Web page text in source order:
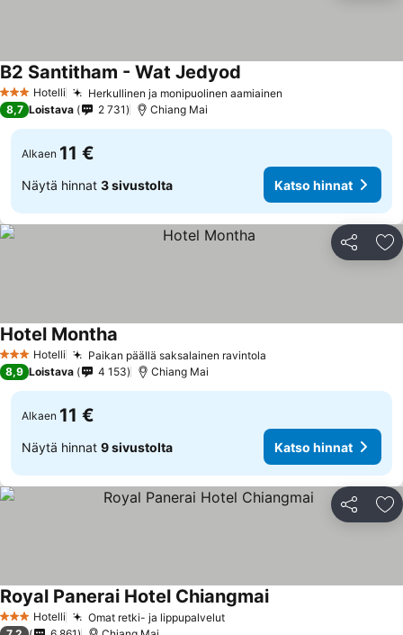
3 Tähtiluokitus
Hotelli Herkullinen ja monipuolinen aamiainen
B2 Santitham - Wat Jedyod
8,7 Loistava 2 731 Chiang Mai
Alkaen 11 €
Näytä hinnat 3 sivustolta Katso hinnat
Jaa
3 Tähtiluokitus
Hotelli Paikan päällä saksalainen ravintola
Hotel Montha
8,9 Loistava 4 153 Chiang Mai
Alkaen 11 €
Näytä hinnat 9 sivustolta Katso hinnat
Jaa
3 Tähtiluokitus
Hotelli Omat retki- ja lippupalvelut
Royal Panerai Hotel Chiangmai